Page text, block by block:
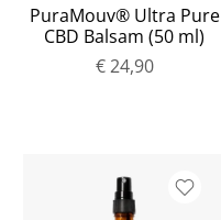
PuraMouv® Ultra Pure
CBD Balsam (50 ml)
€ 24,90